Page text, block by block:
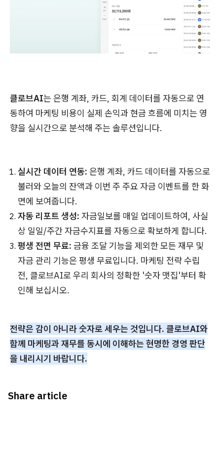
클로브AI는 은행 계좌, 카드, 회계 데이터를 자동으로 연
동하여 마케팅 비용이 실제 손익과 현금 흐름에 미치는 영
향을 실시간으로 분석해 주는 솔루션입니다.
실시간 데이터 연동: 은행 계좌, 카드 데이터를 자동으로
불러와 오늘의 잔액과 이번 주 주요 자금 이벤트를 한 화
면에 보여줍니다.
자동 리포트 생성: 자금일보를 매일 업데이트하여, 사실
상 일일/주간 자금수지표를 자동으로 확보하게 합니다.
평생 전면 무료: 금융 조달 기능을 제외한 모든 재무 및
자금 관리 기능은 평생 무료입니다. 마케팅 전략 수립
전, 클로브AI로 우리 회사의 정확한 '숫자 맷집'부터 확
인해 보십시오.
전략은 감이 아니라 숫자로 세우는 것입니다. 클로브AI와
함께 마케팅과 재무를 동시에 이해하는 현명한 경영 판단
을 내리시기 바랍니다.
Share article